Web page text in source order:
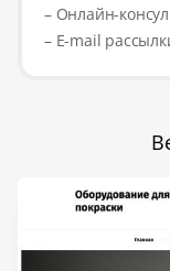
– Онлайн-
– E-mail